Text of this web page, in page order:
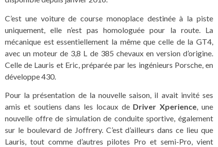
C’est une voiture de course monoplace destinée à la piste
uniquement, elle n’est pas homologuée pour la route. La
mécanique est essentiellement la même que celle de la GT4,
avec un moteur de 3,8 L de 385 chevaux en version d’origine.
Celle de Lauris et Eric, préparée par les ingénieurs Porsche, en
développe 430.
Pour la présentation de la nouvelle saison, il avait invité ses
amis et soutiens dans les locaux de Driver Xperience, une
nouvelle offre de simulation de conduite sportive, également
sur le boulevard de Joffrery. C’est d’ailleurs dans ce lieu que
Lauris, tout comme d’autres pilotes Pro et semi-Pro, vient